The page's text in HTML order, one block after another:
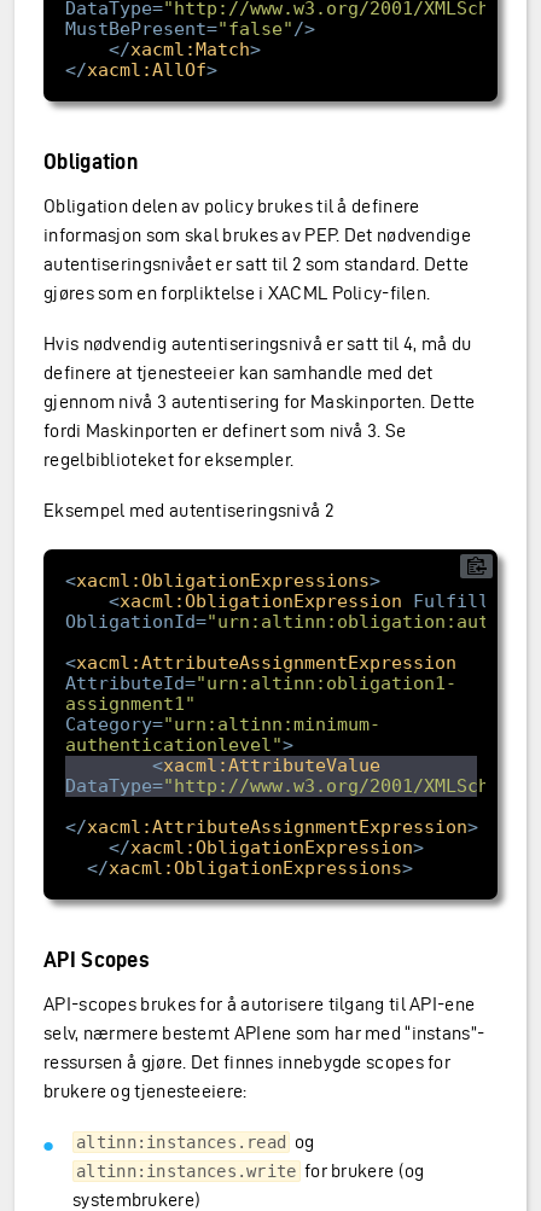
DataType="http://www.w3.org/2001/
MustBePresent="false" />
</xacml:Match>
</xacml:AllOf>
Obligation
Obligation delen av policy brukes til å definere
informasjon som skal brukes av PEP. Det nødvendige
autentiseringsnivået er satt til 2 som standard. Dette
gjøres som en forpliktelse i XACML Policy-filen.
Hvis nødvendig autentiseringsnivå er satt til 4, må du
definere at tjenesteeier kan samhandle med det
gjennom nivå 3 autentisering for Maskinporten. Dette
fordi Maskinporten er definert som nivå 3. Se
regelbiblioteket for eksempler.
Eksempel med autentiseringsnivå 2
<xacml:ObligationExpressions>
<xacml:ObligationExpression FulfillOn
ObligationId=
<xacml:AttributeAssignmentExpression
AttributeId="urn:altinn:obligation1-
assignment1"
Category="urn:altinn:minimum-
authenticationlevel">
<xacml:AttributeValue
DataType="http://www.w3.org/2001/
</xacml:AttributeAssignmentExpression>
</xacml:ObligationExpression>
</xacml:ObligationExpressions>
API Scopes
API-scopes brukes for å autorisere tilgang til API-ene
selv, nærmere bestemt APIene som har med “instans”-
ressursen å gjøre. Det finnes innebygde scopes for
brukere og tjenesteeiere:
altinn:instances.read og
altinn:instances.write for brukere (og
systembrukere)